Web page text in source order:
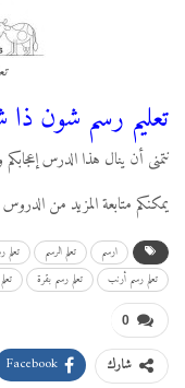
تعليم رسم شون ذا
نتمنى أن ينال هذا الدرس
يمكنكم متابعة المزيد من
ارسم تعلم الرسم تعلم رسم 10
تعلم رسم أرنب
تعلم رسم بقرة
0
شارك Facebook